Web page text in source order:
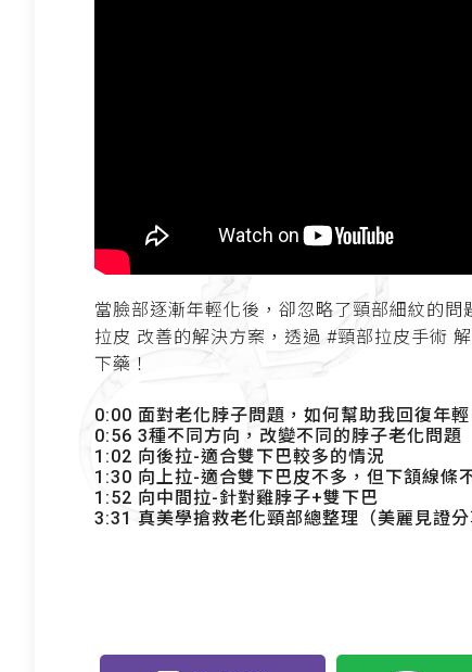
當臉部逐漸年輕化後，卻忽略了頸部細紋的
拉皮 改善的解決方案，透過 #頸部拉皮手術
下藥！
0:00 面對老化脖子問題，如何幫助我回復年輕
0:56 3種不同方向，改變不同的脖子老化問題
1:02 向後拉-適合雙下巴較多的情況
1:30 向上拉-適合雙下巴皮不多，但下頷線條
1:52 向中間拉-針對雞脖子+雙下巴
3:31 真美學搶救老化頸部總整理（美麗見證